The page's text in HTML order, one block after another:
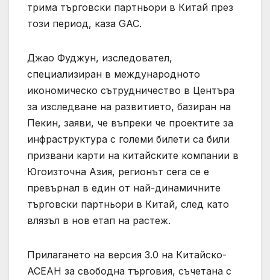
трима търговски партньори в Китай през
този период, каза GAC.
Джао Фуджун, изследовател,
специализиран в международното
икономическо сътрудничество в Центъра
за изследване на развитието, базиран на
Пекин, заяви, че въпреки че проектите за
инфраструктура с големи билети са били
призвани карти на китайските компании в
Югоизточна Азия, регионът сега се е
превърнал в един от най-динамичните
търговски партньори в Китай, след като
влязъл в нов етап на растеж.
Прилагането на версия 3.0 на Китайско-
АСЕАН за свободна търговия, съчетана с